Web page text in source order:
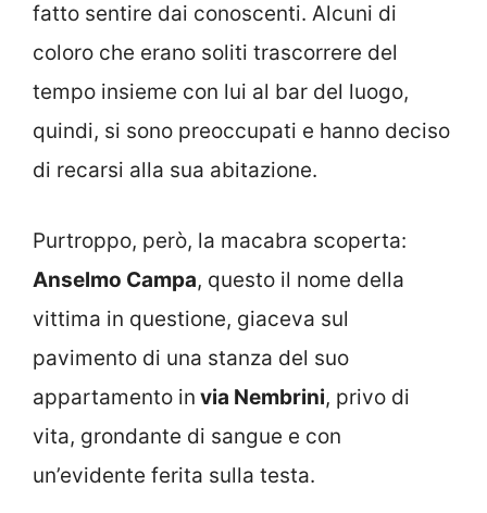
fatto sentire dai conoscenti. Alcuni di
coloro che erano soliti trascorrere del
tempo insieme con lui al bar del luogo,
quindi, si sono preoccupati e hanno deciso
di recarsi alla sua abitazione.
Purtroppo, però, la macabra scoperta:
Anselmo Campa, questo il nome della
vittima in questione, giaceva sul
pavimento di una stanza del suo
appartamento in via Nembrini, privo di
vita, grondante di sangue e con
un’evidente ferita sulla testa.